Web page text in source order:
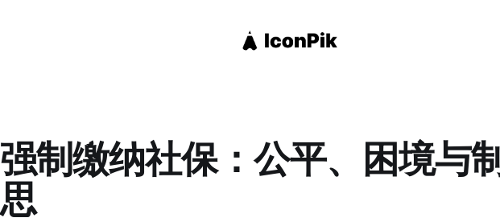
强制缴纳社保：公平、困境与
思